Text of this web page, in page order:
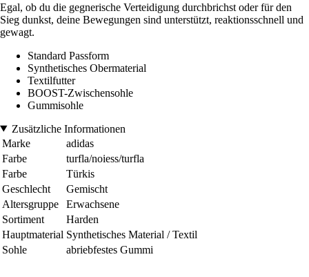
Egal, ob du die gegnerische Verteidigung durchbrichst oder für den
Sieg dunkst, deine Bewegungen sind unterstützt, reaktionsschnell und
gewagt.
Standard Passform
Synthetisches Obermaterial
Textilfutter
BOOST-Zwischensohle
Gummisohle
Zusätzliche Informationen
Marke
adidas
Farbe
turfla/noiess/turfla
Farbe
Türkis
Geschlecht
Gemischt
Altersgruppe
Erwachsene
Sortiment
Harden
Hauptmaterial Synthetisches Material / Textil
Sohle
abriebfestes Gummi